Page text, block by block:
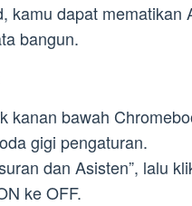
kamu dapat mematikan
bangun.
kanan bawah
gigi pengaturan.
dan Asisten”, lalu
ke OFF.